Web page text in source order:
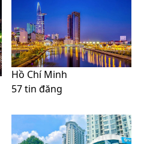
Hồ Chí Minh
57 tin đăng